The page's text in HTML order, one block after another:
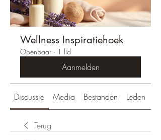
Wellness Inspiratiehoek
Openbaar · 1 lid
Aanmelden
Discussie Media Bestanden Leden
Terug